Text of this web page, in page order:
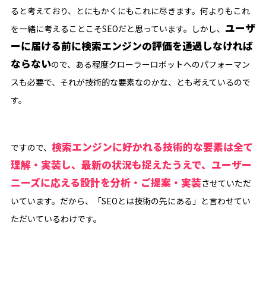
ると考えており、とにもかくにもこれに尽きます。何よりもこれ
を一緒に考えることこそSEOだと思っています。しかし、 ユーザ
ーに届ける前に検索エンジンの評価を通過しなければ
ならないので、ある程度クローラーロボットへのパフォーマン
スも必要で、それが技術的な要素なのかな、とも考えているので
す。
ですので、 検索エンジンに好かれる技術的な要素は全て
理解・実装し、最新の状況も捉えたうえで、ユーザー
ニーズに応える設計を分析・ご提案・実装させていただ
いています。だから、「SEOとは技術の先にある」と言わせてい
ただいているわけです。